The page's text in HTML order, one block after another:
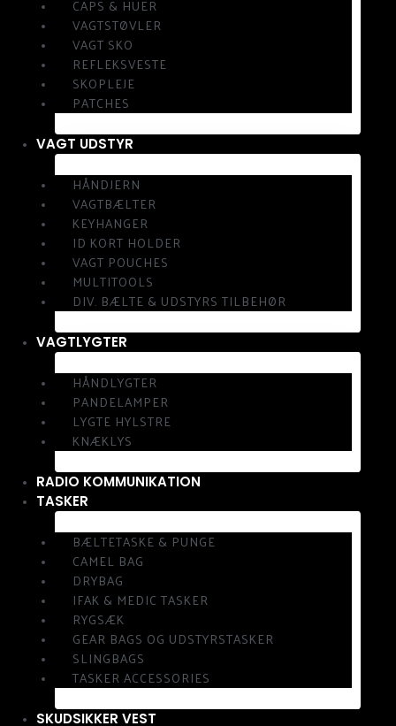
CAPS & HUER
VAGTSTØVLER
VAGT SKO
REFLEKSVESTE
SKOPLEJE
PATCHES
VAGT UDSTYR
HÅNDJERN
VAGTBÆLTER
KEYHANGER
ID KORT HOLDER
VAGT POUCHES
MULTITOOLS
DIV. BÆLTE & UDSTYRS TILBEHØR
VAGTLYGTER
HÅNDLYGTER
PANDELAMPER
LYGTE HYLSTRE
KNÆKLYS
RADIO KOMMUNIKATION
TASKER
BÆLTETASKE & PUNGE
CAMEL BAG
DRYBAG
IFAK & MEDIC TASKER
RYGSÆK
GEAR BAGS OG UDSTYRSTASKER
SLINGBAGS
TASKER ACCESSORIES
SKUDSIKKER VEST